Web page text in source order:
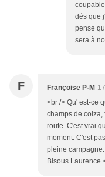
dés que
pense
sera à
F Françoise P-M
<br /> Qu' est-ce
champs de
route. C'est vrai
moment. C'est
pleine
Bisous